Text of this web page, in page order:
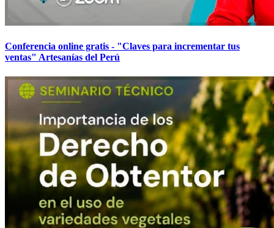
Conferencia online gratis - "Claves para incrementar tus
ventas" Artesanías del Perú